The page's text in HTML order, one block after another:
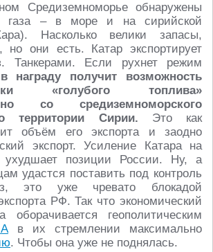
Средиземноморье обнаружены
газа – в море и на сирийской
Насколько велики запасы,
но они есть. Катар экспортирует
Танкерами. Если рухнет режим
награду получит возможность
«голубого топлива»
со средиземноморского
территории Сирии. Это как
объём его экспорта и заодно
экспорт. Усиление Катара на
ухудшает позиции России. Ну, а
удастся поставить под контроль
это уже чревато блокадой
РФ. Так что экономический
оборачивается геополитическим
в их стремлении максимально
. Чтобы она уже не поднялась.